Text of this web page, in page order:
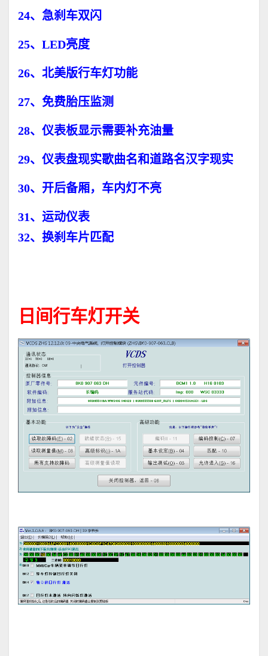
24、急刹车双闪
25、LED亮度
26、北美版行车灯功能
27、免费胎压监测
28、仪表板显示需要补充油量
29、仪表盘现实歌曲名和道路名汉字现实
30、开后备厢，车内灯不亮
31、运动仪表
32、换刹车片匹配
日间行车灯开关